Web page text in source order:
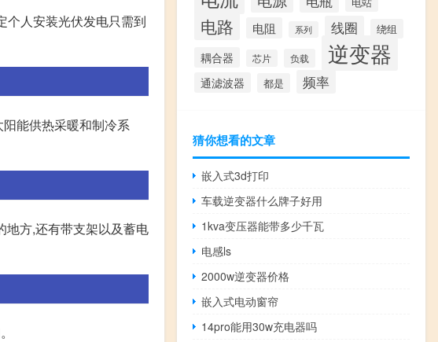
个人安装光伏发电只需到
能供热采暖和制冷系
地方,还有带支架以及蓄电
电路 电阻 系列 线圈 绕组
耦合器 芯片 负载 逆变器
通滤波器 都是 频率
猜你想看的文章
嵌入式3d打印
车载逆变器什么牌子好用
1kva变压器能带多少千瓦
电感ls
2000w逆变器价格
嵌入式电动窗帘
14pro能用30w充电器吗